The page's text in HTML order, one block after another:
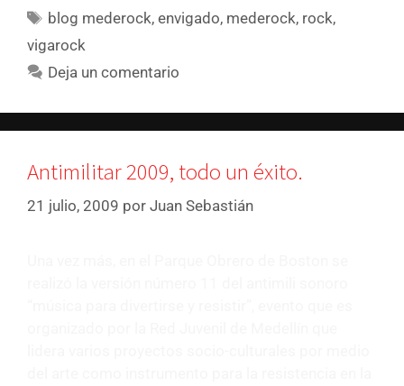
blog mederock,envigado, mederock, rock,
vigarock
Deja un comentario
Antimilitar 2009, todo un éxito.
21 julio, 2009 por Juan Sebastián